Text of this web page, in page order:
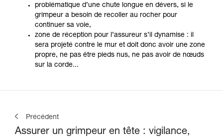
problématique d’une chute longue en dévers, si le
grimpeur a besoin de recoller au rocher pour
continuer sa voie,
zone de réception pour l’assureur s’il dynamise : il
sera projeté contre le mur et doit donc avoir une zone
propre, ne pas être pieds nus, ne pas avoir de nœuds
sur la corde...
Précédent
Assurer un grimpeur en tête : vigilance,